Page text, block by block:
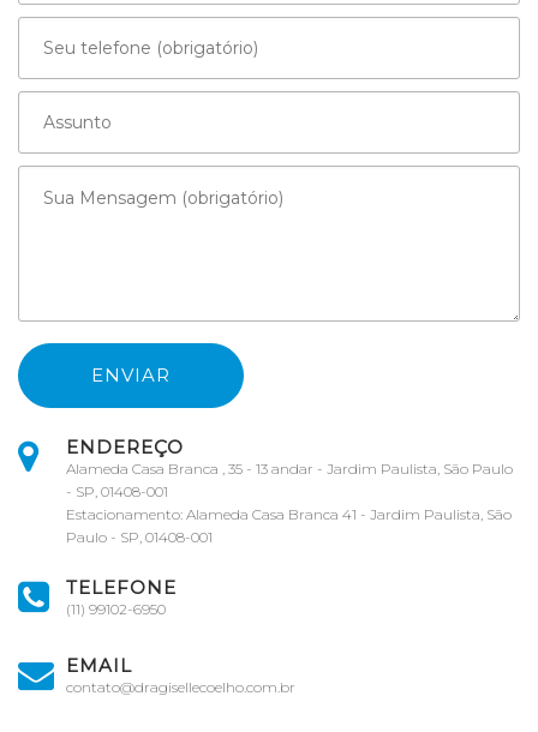
ENDEREÇO
Alameda Casa Branca , 35 - 13 andar - Jardim Paulista, São Paulo
- SP, 01408-001
Estacionamento: Alameda Casa Branca 41 - Jardim Paulista, São
Paulo - SP, 01408-001
TELEFONE
(11) 99102-6950
EMAIL
contato@dragisellecoelho.com.br